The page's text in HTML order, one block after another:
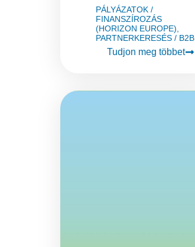
PÁLYÁZATOK /
FINANSZÍROZÁS
(HORIZON EUROPE)
PARTNERKERESÉS / B2B
Tudjon meg többet